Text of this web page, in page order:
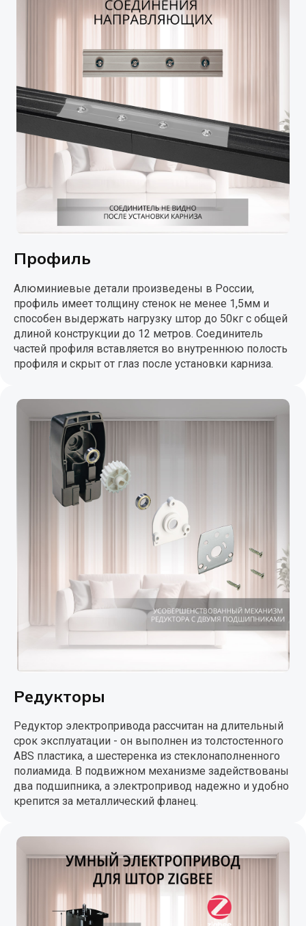
Профиль
Алюминиевые детали произведены в России,
профиль имеет толщину стенок не менее 1,5мм и
способен выдержать нагрузку штор до 50кг с общей
длиной конструкции до 12 метров. Соединитель
частей профиля вставляется во внутреннюю полость
профиля и скрыт от глаз после установки карниза.
Редукторы
Редуктор электропривода рассчитан на длительный
срок эксплуатации - он выполнен из толстостенного
ABS пластика, а шестеренка из стеклонаполненного
полиамида. В подвижном механизме задействованы
два подшипника, а электропривод надежно и удобно
крепится за металлический фланец.